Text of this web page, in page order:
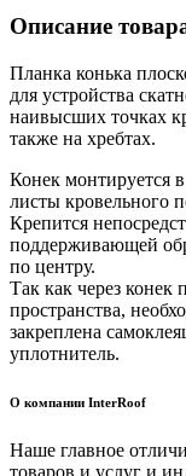
Описание
Планка конька
для устройства
наивысших точках
также на хребтах.
Конек монтируется
листы кровельного
Крепится
поддерживающей
по центру.
Так как через конек
пространства,
закреплена
уплотнитель.
О компании InterRoof
Наше главное
товаров и услуг и